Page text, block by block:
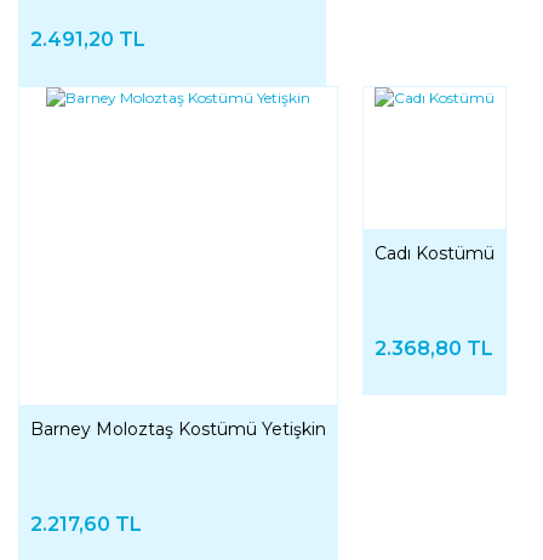
2.491,20 TL
Barney Moloztaş Kostümü Yetişkin
2.217,60 TL
Cadı Kostümü
2.368,80 TL